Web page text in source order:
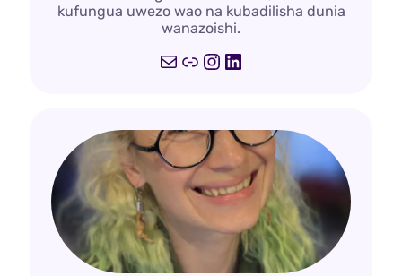
kufungua uwezo wao na kubadilisha dunia
wanazoishi.
Barua
Kiungo
Instagram
LinkedIn